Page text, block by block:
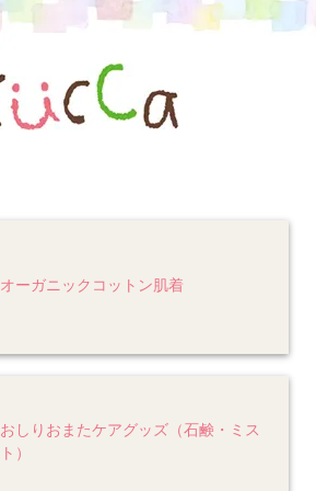
オーガニックコットン肌着
おしりおまたケアグッズ（石鹸・ミス
ト）